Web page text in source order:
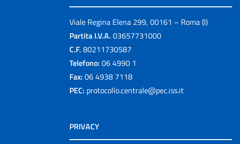
Viale Regina Elena 299, 00161 – Roma (I)
Partita I.V.A. 03657731000
C.F. 80211730587
Telefono: 06 4990 1
Fax: 06 4938 7118
PEC: protocollo.centrale@pec.iss.it
PRIVACY